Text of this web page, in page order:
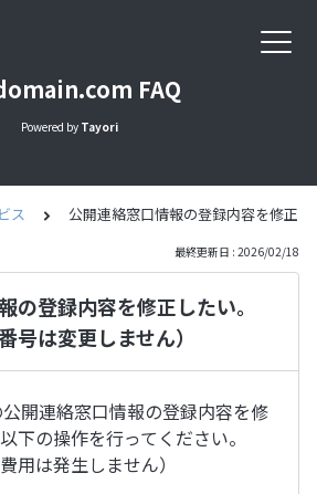
FAQ
Powered by Tayori
ス 公開連絡窓口情報の登録内容を修正
最終更新日 : 2026/02/18
の登録内容を修正したい。
号は変更しません）
開連絡窓口情報の登録内容を修
下の操作を行ってください。
用は発生しません）